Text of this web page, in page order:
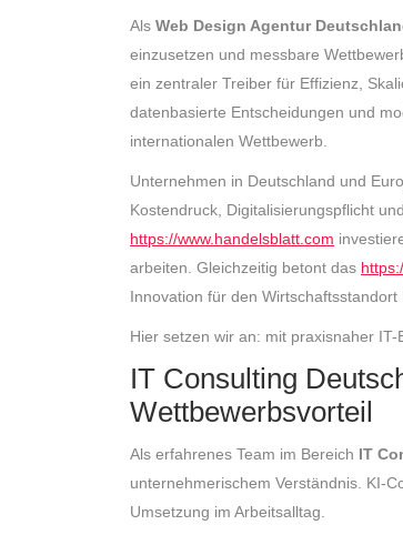
Als Web Design Agentur
einzusetzen und messbare
ein zentraler Treiber für Effizienz,
datenbasierte Entscheidungen und
internationalen Wettbewerb.
Unternehmen in Deutschland und
Kostendruck, Digitalisierungspflicht
https://www.handelsblatt.com
arbeiten. Gleichzeitig betont das
Innovation für den Wirtschaftsstandort
Hier setzen wir an: mit praxisnaher
IT Consulting
Wettbewerbsvorteil
Als erfahrenes Team im Bereich IT
unternehmerischem Verständnis. KI-
Umsetzung im Arbeitsalltag.